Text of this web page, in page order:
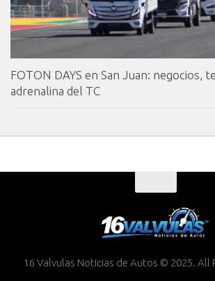
FOTON DAYS en San Juan: negocios,
adrenalina del TC
16 Valvulas Noticias de Autos © 2025. All